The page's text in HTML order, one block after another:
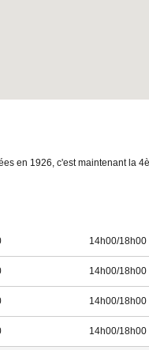
en 1926, c'est maintenant la
14h00/18h00
14h00/18h00
14h00/18h00
14h00/18h00